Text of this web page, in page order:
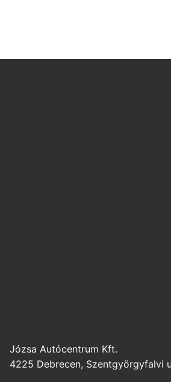
Józsa Autócentrum Kft.
4225 Debrecen, Szentgyörgyfalvi